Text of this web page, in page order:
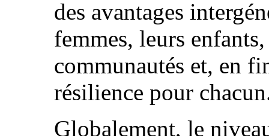
des avantages
femmes, leurs
communautés et, en
résilience pour
Globalement, le